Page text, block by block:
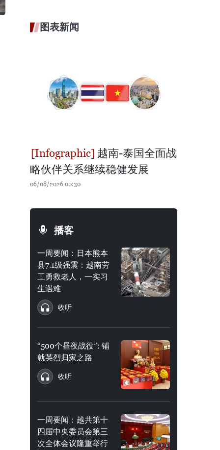
图表新闻
越南-泰国全面战
略伙伴关系继续稳健发展
06/08/2026 00:30
播客
一周要闻：日本熊本
县7.1级强震：越南劳
工勇救老人，一实习
生遇难
收听
“500个昼夜战役”: 铺
就英烈归家之路
收听
一周要闻：越共第十
四届中央委员会第三
次全体会议隆重举行